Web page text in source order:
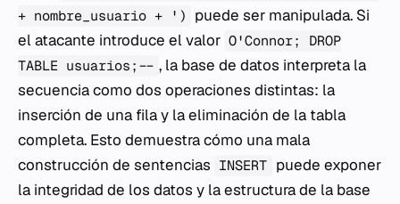
+ nombre_usuario + ') puede ser manipulada. Si
el atacante introduce el valor O'Connor; DROP
TABLE usuarios; -- , la base de datos interpreta la
secuencia como dos operaciones distintas: la
inserción de una fila y la eliminación de la tabla
completa. Esto demuestra cómo una mala
construcción de sentencias INSERT puede exponer
la integridad de los datos y la estructura de la base